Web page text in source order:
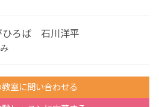
ひろば 石川洋平
教室に問い合わせる